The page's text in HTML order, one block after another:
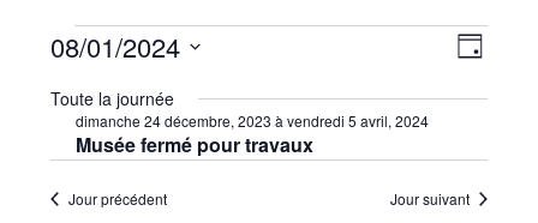
parvues
JOUR
08/01/2024
une
date.
Toute la journée
Musée fermé pour travaux
dimanche 24 décembre, 2023 à vendredi 5 avril, 2024
Jour précédent Jour suivant